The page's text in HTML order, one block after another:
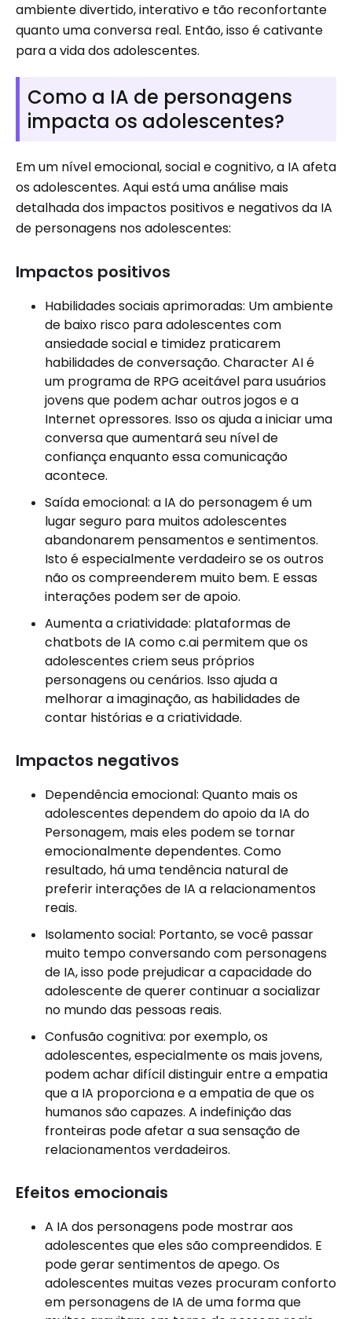
ambiente divertido, interativo e tão reconfortante
quanto uma conversa real. Então, isso é cativante
para a vida dos adolescentes.
Como a IA de personagens
impacta os adolescentes?
Em um nível emocional, social e cognitivo, a IA afeta
os adolescentes. Aqui está uma análise mais
detalhada dos impactos positivos e negativos da IA ​​
de personagens nos adolescentes:
Impactos positivos
Habilidades sociais aprimoradas: Um ambiente
de baixo risco para adolescentes com
ansiedade social e timidez praticarem
habilidades de conversação. Character AI é
um programa de RPG aceitável para usuários
jovens que podem achar outros jogos e a
Internet opressores. Isso os ajuda a iniciar uma
conversa que aumentará seu nível de
confiança enquanto essa comunicação
acontece.
Saída emocional: a IA do personagem é um
lugar seguro para muitos adolescentes
abandonarem pensamentos e sentimentos.
Isto é especialmente verdadeiro se os outros
não os compreenderem muito bem. E essas
interações podem ser de apoio.
Aumenta a criatividade: plataformas de
chatbots de IA como c.ai permitem que os
adolescentes criem seus próprios
personagens ou cenários. Isso ajuda a
melhorar a imaginação, as habilidades de
contar histórias e a criatividade.
Impactos negativos
Dependência emocional: Quanto mais os
adolescentes dependem do apoio da IA ​​do
Personagem, mais eles podem se tornar
emocionalmente dependentes. Como
resultado, há uma tendência natural de
preferir interações de IA a relacionamentos
reais.
Isolamento social: Portanto, se você passar
muito tempo conversando com personagens
de IA, isso pode prejudicar a capacidade do
adolescente de querer continuar a socializar
no mundo das pessoas reais.
Confusão cognitiva: por exemplo, os
adolescentes, especialmente os mais jovens,
podem achar difícil distinguir entre a empatia
que a IA proporciona e a empatia de que os
humanos são capazes. A indefinição das
fronteiras pode afetar a sua sensação de
relacionamentos verdadeiros.
Efeitos emocionais
A IA dos personagens pode mostrar aos
adolescentes que eles são compreendidos. E
pode gerar sentimentos de apego. Os
adolescentes muitas vezes procuram conforto
em personagens de IA de uma forma que